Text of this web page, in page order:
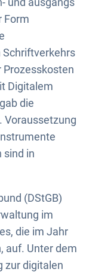
Form
Schriftverkehrs
Prozesskosten
Digitalem
die
Voraussetzung
sind in
(DStGB)
im
die im Jahr
auf. Unter dem
zur digitalen